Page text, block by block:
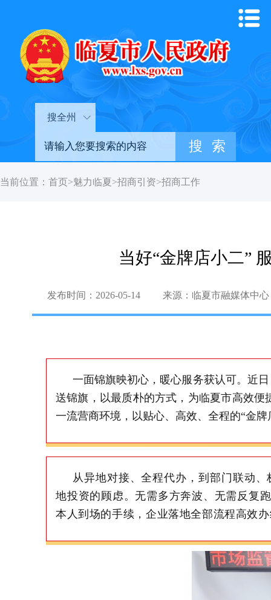
搜全州
当前位置： 首页>魅力临夏>招商引资>招商工作
当好“金牌店小二”
发布时间：2026-05-14 来源：临夏市融媒体中心
一面锦旗映初心，暖心服务获认可。近
送锦旗，以最质朴的方式，为临夏市高效
一流营商环境，以贴心、高效、全程的“金
从异地对接、全程代办，到部门联动
地投资的顾虑。无需多方奔波、无需反复
本人到场的手续，企业落地全部流程高效